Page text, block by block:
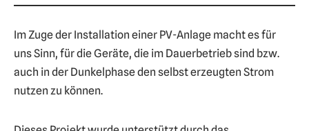
Im Zuge der Installation einer PV-Anlage macht es für
uns Sinn, für die Geräte, die im Dauerbetrieb sind bzw.
auch in der Dunkelphase den selbst erzeugten Strom
nutzen zu können.